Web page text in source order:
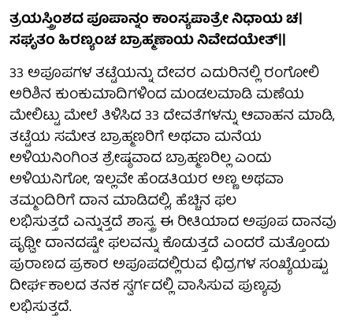
ತ್ರಯಸ್ತ್ರಿಂಶದ ಪೂಪಾನ್ನಂ ಕಾಂಸ್ಯಪಾತ್ರೇ ನಿಧಾಯ ಚ|
ಸಘೃತಂ ಹಿರಣ್ಯಂಚ ಬ್ರಾಹ್ಮಣಾಯ ನಿವೇದಯೇತ್||
33 ಅಪೂಪಗಳ ತಟ್ಟೆಯನ್ನು ದೇವರ ಎದುರಿನಲ್ಲಿ ರಂಗೋಲಿ
ಅರಿಶಿನ ಕುಂಕುಮಾದಿಗಳಿಂದ ಮಂಡಲಮಾಡಿ ಮಣೆಯ
ಮೇಲಿಟ್ಟು ಮೇಲೆ ತಿಳಿಸಿದ 33 ದೇವತೆಗಳನ್ನು ಆವಾಹನ ಮಾಡಿ,
ತಟ್ಟೆಯ ಸಮೇತ ಬ್ರಾಹ್ಮಣರಿಗೆ ಅಥವಾ ಮನೆಯ
ಅಳಿಯನಿಂಗಿಂತ ಶ್ರೇಷ್ಠವಾದ ಬ್ರಾಹ್ಮಣರಿಲ್ಲ ಎಂದು
ಅಳಿಯನಿಗೋ, ಇಲ್ಲವೇ ಹೆಂಡತಿಯರ ಅಣ್ಣ ಅಥವಾ
ತಮ್ಮಂದಿರಿಗೆ ದಾನ ಮಾಡಿದಲ್ಲಿ, ಹೆಚ್ಚಿನ ಫಲ
ಲಭಿಸುತ್ತದೆ ಎನ್ನುತ್ತದೆ ಶಾಸ್ತ್ರ. ಈ ರೀತಿಯಾದ ಅಪೂಪ ದಾನವು
ಪೃಥ್ವೀ ದಾನದಷ್ಟೇ ಫಲವನ್ನು ಕೊಡುತ್ತದೆ ಎಂದರೆ ಮತ್ತೊಂದು
ಪುರಾಣದ ಪ್ರಕಾರ ಅಪೂಪದಲ್ಲಿರುವ ಛಿದ್ರಗಳ ಸಂಖ್ಯೆಯಷ್ಟು
ದೀರ್ಘಕಾಲದ ತನಕ ಸ್ವರ್ಗದಲ್ಲಿ ವಾಸಿಸುವ ಪುಣ್ಯವು
ಲಭಿಸುತ್ತದೆ.